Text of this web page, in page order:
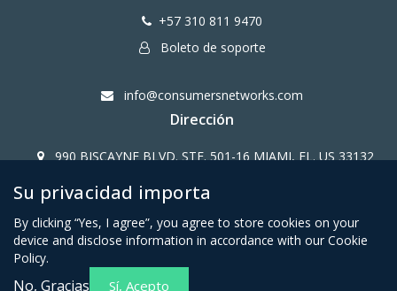
+57 310 811 9470
Boleto de soporte
info@consumersnetworks.com
Dirección
990 BISCAYNE BLVD. STE. 501-16 MIAMI, FL. US 33132
Copy Right CONSUMERS NETWORK@2024
Su privacidad importa
By clicking “Yes, I agree”, you agree to store cookies on your
device and disclose information in accordance with our Cookie
Policy.
No, Gracias Sí, Acepto